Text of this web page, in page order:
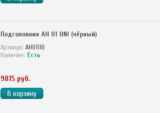
Подголовник AH 01 UNI (чёрный)
Артикул: AH01110
Наличие: Есть
9815 руб.